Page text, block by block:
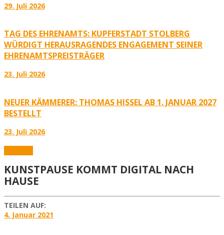
29. Juli 2026
TAG DES EHRENAMTS: KUPFERSTADT STOLBERG
WÜRDIGT HERAUSRAGENDES ENGAGEMENT SEINER
EHRENAMTSPREISTRÄGER
23. Juli 2026
NEUER KÄMMERER: THOMAS HISSEL AB 1. JANUAR 2027
BESTELLT
23. Juli 2026
KUNSTPAUSE KOMMT DIGITAL NACH
HAUSE
TEILEN AUF:
4. Januar 2021